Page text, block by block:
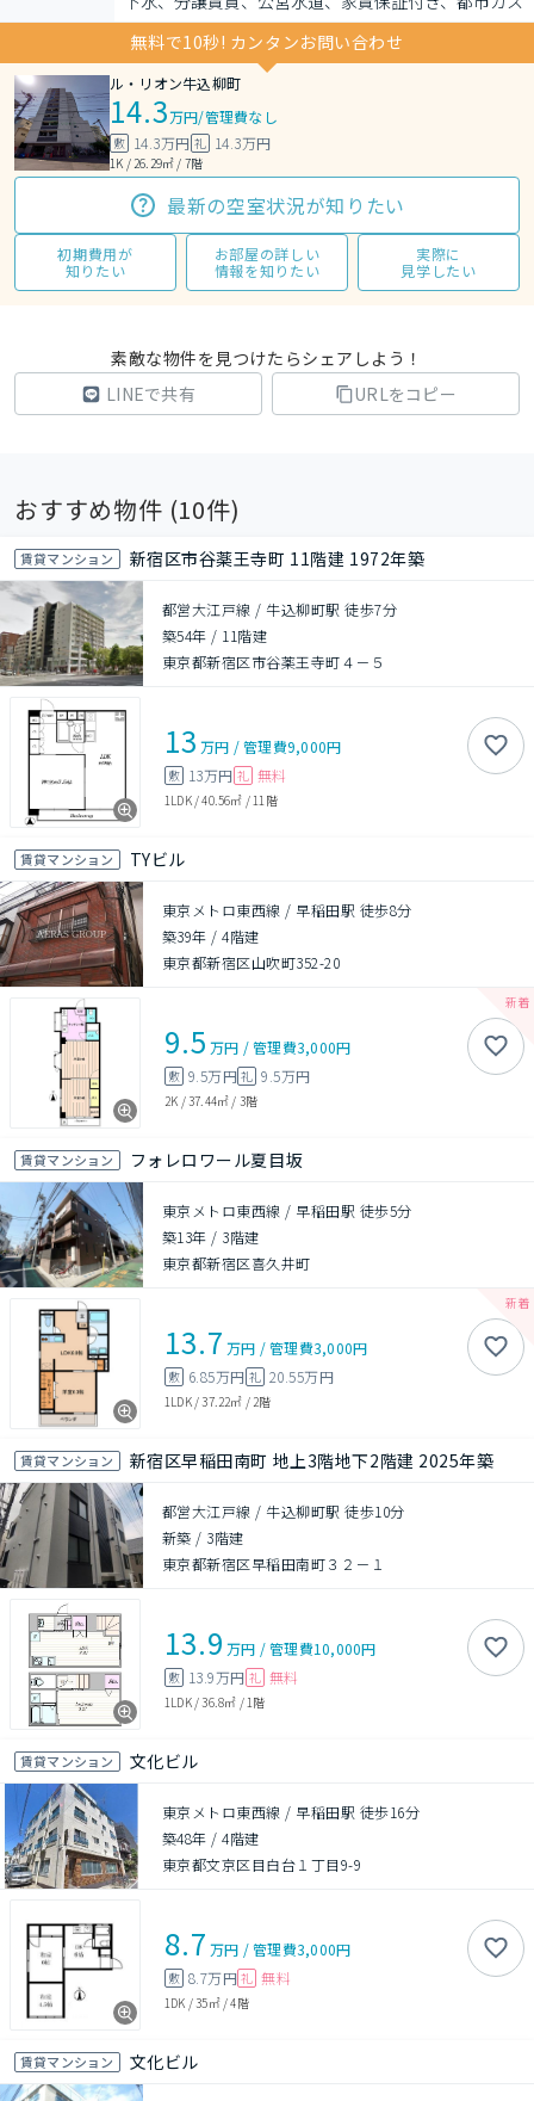
無料で10秒! カンタンお問い合わせ
ル・リオン牛込柳町
14.3万円/管理費なし
敷 14.3万円 礼 14.3万円
1K / 26.29㎡ / 7階
最新の空室状況が知りたい
初期費用が
知りたい
お部屋の詳しい
情報を知りたい
実際に
見学したい
素敵な物件を見つけたらシェアしよう！
LINEで共有
URLをコピー
おすすめ物件 (10件)
賃貸マンション 新宿区市谷薬王寺町 11階建 1972年築
都営大江戸線 / 牛込柳町駅 徒歩7分
築54年 / 11階建
東京都新宿区市谷薬王寺町４－５
13 万円 /管理費9,000円
敷 13万円 礼 無料
1LDK/40.56㎡ / 11階
賃貸マンション TYビル
東京メトロ東西線 / 早稲田駅 徒歩8分
築39年 /4階建
東京都新宿区山吹町352-20
9.5 万円 /管理費3,000円
敷 9.5万円礼 9.5万円
2K /37.44㎡ / 3階
賃貸マンション フォレロワール夏目坂
東京メトロ東西線 / 早稲田駅 徒歩5分
築13年 / 3階建
東京都新宿区喜久井町
13.7 万円 /管理費3,000円
敷 6.85万円 礼 20.55万円
1LDK/37.22㎡ / 2階
賃貸マンション 新宿区早稲田南町 地上3階地下2階建 2025年築
都営大江戸線 / 牛込柳町駅 徒歩10分
新築 / 3階建
東京都新宿区早稲田南町３２－１
13.9 万円 /管理費10,000円
敷 13.9万円 礼 無料
1LDK/36.8㎡ / 1階
賃貸マンション 文化ビル
東京メトロ東西線 / 早稲田駅 徒歩16分
築48年 /4階建
東京都文京区目白台１丁目9-9
8.7 万円 /管理費3,000円
敷 8.7万円 礼 無料
1DK /35㎡/4階
賃貸マンション 文化ビル